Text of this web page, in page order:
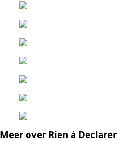
Meer over Rien á Declarer